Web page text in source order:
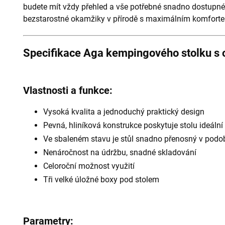
budete mít vždy přehled a vše potřebné snadno
bezstarostné okamžiky v přírodě s maximálním
Specifikace Aga kempingového stolku s
Vlastnosti a funkce:
Vysoká kvalita a jednoduchý praktický design
Pevná, hliníková konstrukce poskytuje stolu
Ve sbaleném stavu je stůl snadno přenosný v
Nenáročnost na údržbu, snadné skladování
Celoroční možnost využití
Tři velké úložné boxy pod stolem
Parametry: